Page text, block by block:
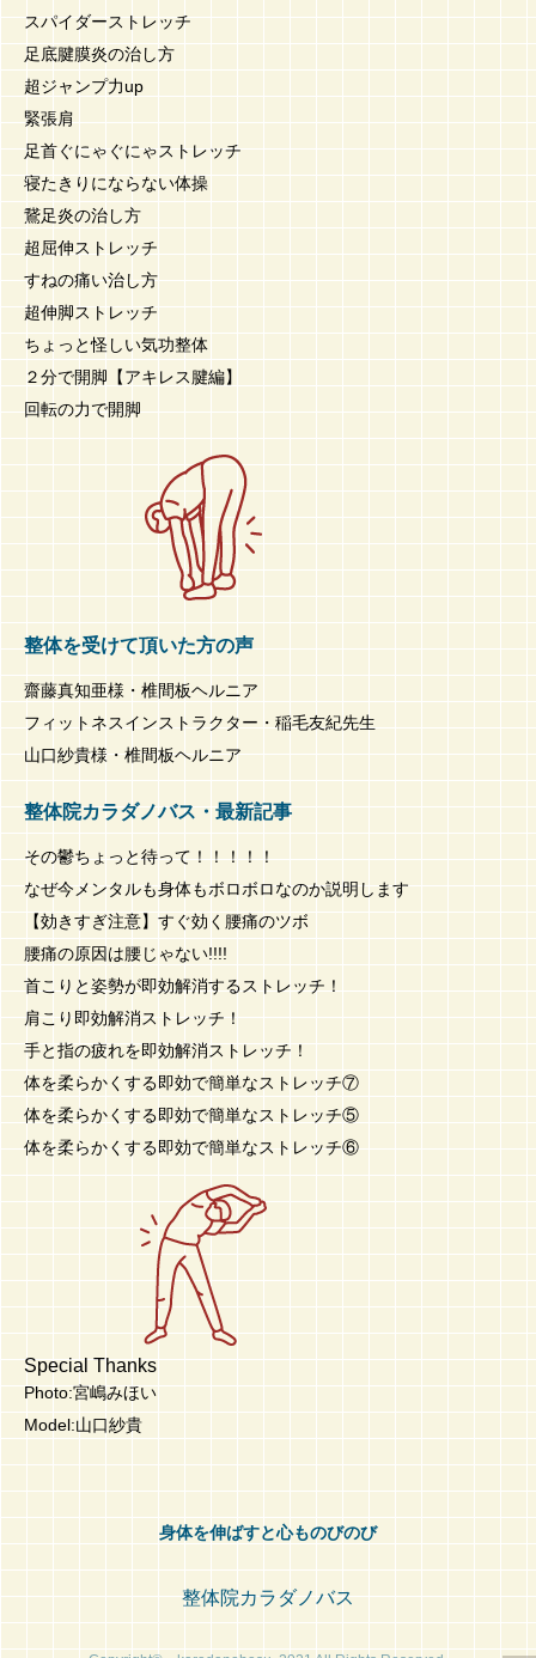
スパイダーストレッチ
足底腱膜炎の治し方
超ジャンプ力up
緊張肩
足首ぐにゃぐにゃストレッチ
寝たきりにならない体操
鵞足炎の治し方
超屈伸ストレッチ
すねの痛い治し方
超伸脚ストレッチ
ちょっと怪しい気功整体
２分で開脚【アキレス腱編】
回転の力で開脚
整体を受けて頂いた方の声
齋藤真知亜様・椎間板ヘルニア
フィットネスインストラクター・稲毛友紀先生
山口紗貴様・椎間板ヘルニア
整体院カラダノバス・最新記事
その鬱ちょっと待って！！！！！
なぜ今メンタルも身体もボロボロなのか説明します
【効きすぎ注意】すぐ効く腰痛のツボ
腰痛の原因は腰じゃない!!!!
首こりと姿勢が即効解消するストレッチ！
肩こり即効解消ストレッチ！
手と指の疲れを即効解消ストレッチ！
体を柔らかくする即効で簡単なストレッチ⑦
体を柔らかくする即効で簡単なストレッチ⑤
体を柔らかくする即効で簡単なストレッチ⑥
Special Thanks
Photo:宮嶋みほい
Model:山口紗貴
身体を伸ばすと心ものびのび
整体院カラダノバス